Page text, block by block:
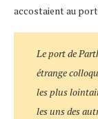
accostaient au
Le port de
étrange
les plus
les uns des